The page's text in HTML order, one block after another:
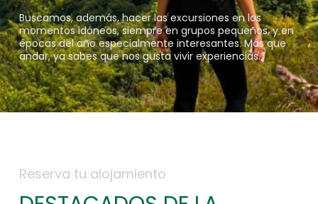
Buscamos, además, hacer las excursiones en los
momentos idóneos, siempre en grupos pequeños, y en
épocas del año especialmente interesantes. Más que
andar, ya sabes que nos gusta vivir experiencias.
Reserva tu alojamiento